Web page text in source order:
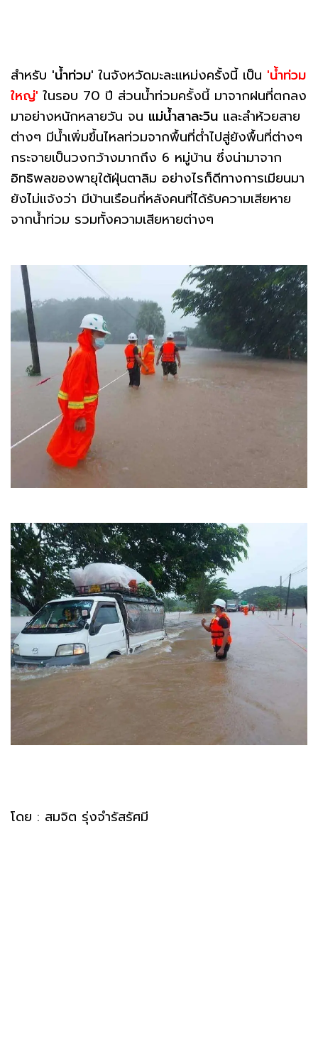
สำหรับ 'น้ำท่วม' ในจังหวัดมะละแหม่งครั้งนี้ เป็น 'น้ำท่วม
ใหญ่' ในรอบ 70 ปี ส่วนน้ำท่วมครั้งนี้ มาจากฝนที่ตกลง
มาอย่างหนักหลายวัน จน แม่น้ำสาละวิน และลำห้วยสาย
ต่างๆ มีน้ำเพิ่มขึ้นไหลท่วมจากพื้นที่ต่ำไปสู่ยังพื้นที่ต่างๆ
กระจายเป็นวงกว้างมากถึง 6 หมู่บ้าน ซึ่งน่ามาจาก
อิทธิพลของพายุใต้ฝุ่นตาลิม อย่างไรก็ดีทางการเมียนมา
ยังไม่แจ้งว่า มีบ้านเรือนกี่หลังคนที่ได้รับความเสียหาย
จากน้ำท่วม รวมทั้งความเสียหายต่างๆ
โดย : สมจิต รุ่งจำรัสรัศมี